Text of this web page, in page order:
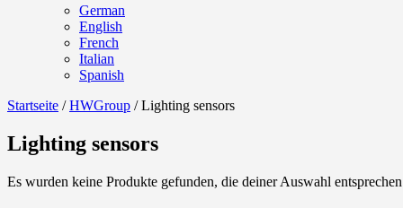
German
English
French
Italian
Spanish
Startseite /HWGroup / Lighting sensors
Lighting sensors
Es wurden keine Produkte gefunden, die deiner Auswahl